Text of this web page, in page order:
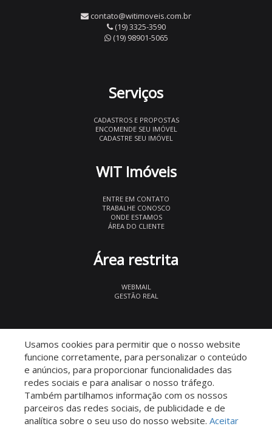
contato@witimoveis.com.br
(19) 3325-3590
(19) 98901-5065
Serviços
CADASTROS E PROPOSTAS
ENCOMENDE SEU IMÓVEL
CADASTRE SEU IMÓVEL
WIT Imóveis
ENTRE EM CONTATO
TRABALHE CONOSCO
ONDE ESTAMOS
ÁREA DO CLIENTE
Área restrita
WEBMAIL
GESTÃO REAL
Descomplicado por:
Usamos cookies para permitir que o nosso website
funcione corretamente, para personalizar o conteúdo
e anúncios, para proporcionar funcionalidades das
redes sociais e para analisar o nosso tráfego.
Também partilhamos informação com os nossos
parceiros das redes sociais, de publicidade e de
analítica sobre o seu uso do nosso website. Aceitar